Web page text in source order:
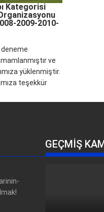
Kategorisi
2009-2010-
deneme
ve
yüklenmiştir.
teşekkür
GEÇMIŞ